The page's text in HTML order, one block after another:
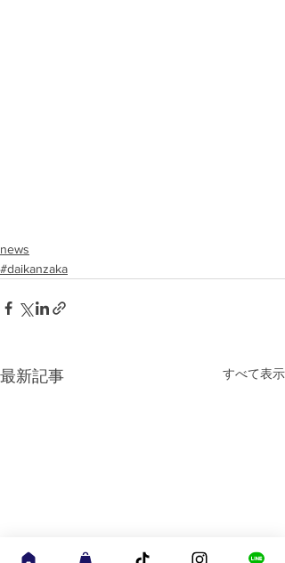
news
#daikanzaka
最新記事 すべて表示